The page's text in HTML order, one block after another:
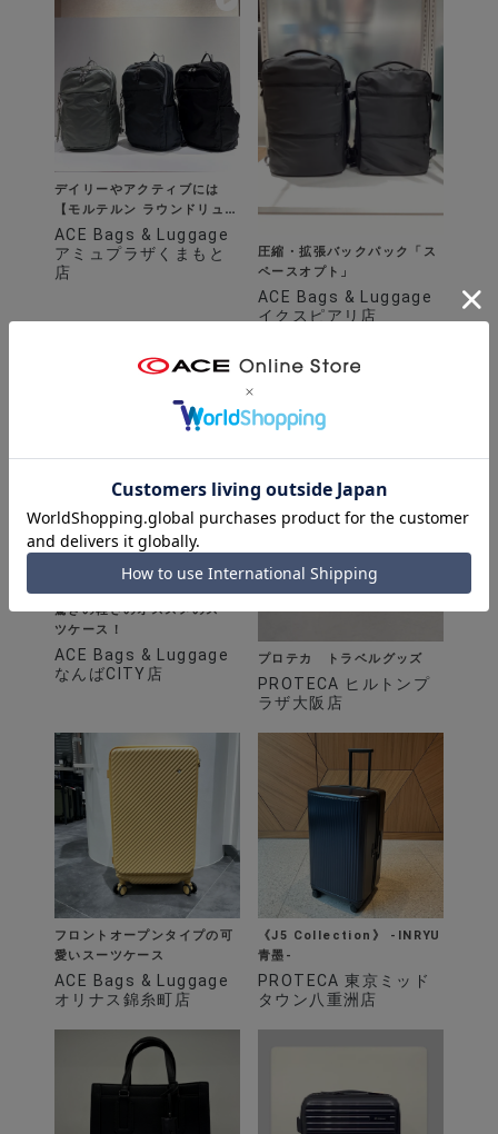
デイリーやアクティブには
【モルテルン ラウンドリュッ
ク】
ACE Bags & Luggage
アミュプラザくまもと
店
圧縮・拡張バックパック「ス
ペースオプト」
ACE Bags & Luggage
イクスピアリ店
驚きの軽さのオススメのスー
ツケース！
ACE Bags & Luggage
なんばCITY店
プロテカ トラベルグッズ
PROTECA ヒルトンプ
ラザ大阪店
フロントオープンタイプの可
愛いスーツケース
ACE Bags & Luggage
オリナス錦糸町店
《J5 Collection》 -INRYU
青墨-
PROTECA 東京ミッド
タウン八重洲店